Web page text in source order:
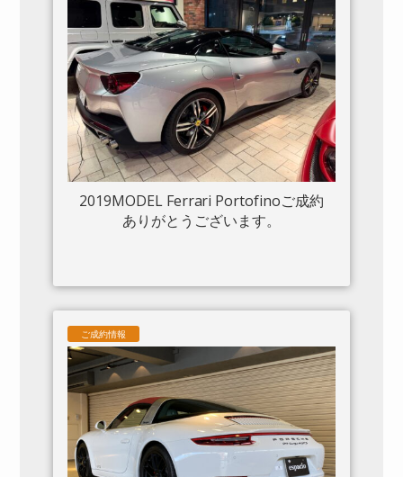
2019MODEL Ferrari Portofinoご成約
ありがとうございます。
ご成約情報